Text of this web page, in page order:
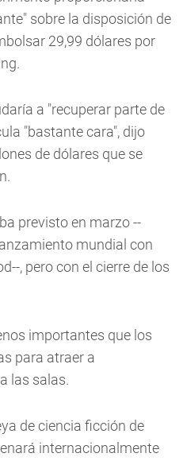
sobre la disposición de
29,99 dólares por
a "recuperar parte de
"bastante cara", dijo
de dólares que se
previsto en marzo --
mundial con
, pero con el cierre de los
importantes que los
para atraer a
las salas.
de ciencia ficción de
internacionalmente